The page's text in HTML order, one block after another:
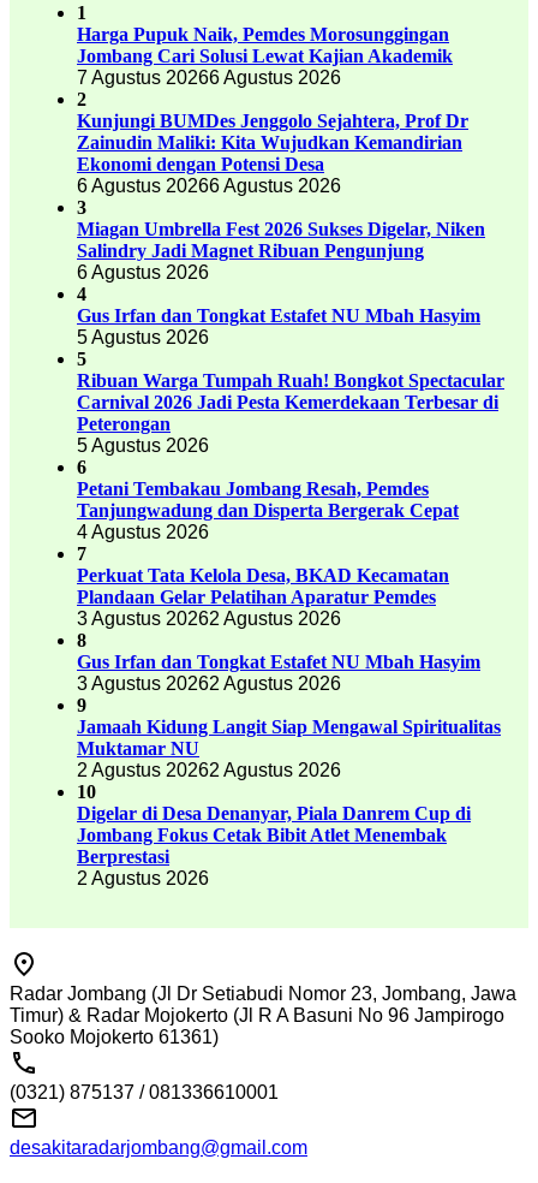
1
Harga Pupuk Naik, Pemdes Morosunggingan
Jombang Cari Solusi Lewat Kajian Akademik
7 Agustus 20266 Agustus 2026
2
Kunjungi BUMDes Jenggolo Sejahtera, Prof Dr
Zainudin Maliki: Kita Wujudkan Kemandirian
Ekonomi dengan Potensi Desa
6 Agustus 20266 Agustus 2026
3
Miagan Umbrella Fest 2026 Sukses Digelar, Niken
Salindry Jadi Magnet Ribuan Pengunjung
6 Agustus 2026
4
Gus Irfan dan Tongkat Estafet NU Mbah Hasyim
5 Agustus 2026
5
Ribuan Warga Tumpah Ruah! Bongkot Spectacular
Carnival 2026 Jadi Pesta Kemerdekaan Terbesar di
Peterongan
5 Agustus 2026
6
Petani Tembakau Jombang Resah, Pemdes
Tanjungwadung dan Disperta Bergerak Cepat
4 Agustus 2026
7
Perkuat Tata Kelola Desa, BKAD Kecamatan
Plandaan Gelar Pelatihan Aparatur Pemdes
3 Agustus 20262 Agustus 2026
8
Gus Irfan dan Tongkat Estafet NU Mbah Hasyim
3 Agustus 20262 Agustus 2026
9
Jamaah Kidung Langit Siap Mengawal Spiritualitas
Muktamar NU
2 Agustus 20262 Agustus 2026
10
Digelar di Desa Denanyar, Piala Danrem Cup di
Jombang Fokus Cetak Bibit Atlet Menembak
Berprestasi
2 Agustus 2026
Radar Jombang (Jl Dr Setiabudi Nomor 23, Jombang, Jawa
Timur) & Radar Mojokerto (Jl R A Basuni No 96 Jampirogo
Sooko Mojokerto 61361)
(0321) 875137 / 081336610001
desakitaradarjombang@gmail.com